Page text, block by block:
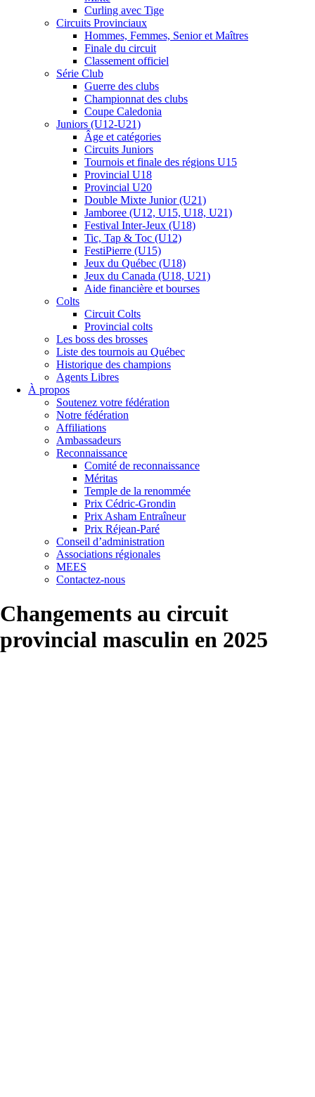
Curling avec Tige
Circuits Provinciaux
Hommes, Femmes, Senior et Maîtres
Finale du circuit
Classement officiel
Série Club
Guerre des clubs
Championnat des clubs
Coupe Caledonia
Juniors (U12-U21)
Âge et catégories
Circuits Juniors
Tournois et finale des régions U15
Provincial U18
Provincial U20
Double Mixte Junior (U21)
Jamboree (U12, U15, U18, U21)
Festival Inter-Jeux (U18)
Tic, Tap & Toc (U12)
FestiPierre (U15)
Jeux du Québec (U18)
Jeux du Canada (U18, U21)
Aide financière et bourses
Colts
Circuit Colts
Provincial colts
Les boss des brosses
Liste des tournois au Québec
Historique des champions
Agents Libres
À propos
Soutenez votre fédération
Notre fédération
Affiliations
Ambassadeurs
Reconnaissance
Comité de reconnaissance
Méritas
Temple de la renommée
Prix Cédric-Grondin
Prix Asham Entraîneur
Prix Réjean-Paré
Conseil d’administration
Associations régionales
MEES
Contactez-nous
Changements au circuit
provincial masculin en 2025